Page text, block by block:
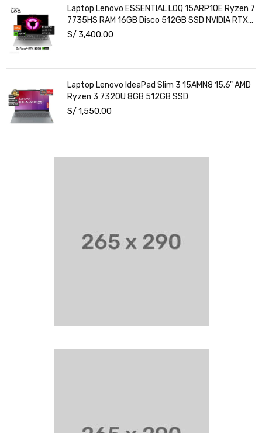
Laptop Lenovo ESSENTIAL LOQ 15ARP10E Ryzen 7
7735HS RAM 16GB Disco 512GB SSD NVIDIA RTX
3050 6GB 15.6" FHD Windows 11
S/ 3,400.00
Laptop Lenovo IdeaPad Slim 3 15AMN8 15.6" AMD
Ryzen 3 7320U 8GB 512GB SSD
S/ 1,550.00